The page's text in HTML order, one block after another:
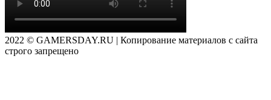
2022 © GAMERSDAY.RU | Копирование материалов с сайта
строго запрещено